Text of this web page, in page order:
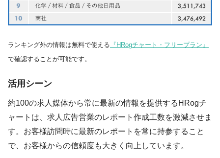
ランキング外の情報は無料で使える 『HRogチャート・フリープラン』
で確認することが可能です。
活用シーン
約100の求人媒体から常に最新の情報を提供するHRogチ
ャートは、求人広告営業のレポート作成工数を激減させま
す。お客様訪問時に最新のレポートを常に持参すること
で、お客様からの信頼度も大きく向上しています。